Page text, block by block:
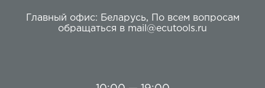
Главный офис: Беларусь,
По всем вопросам
обращаться в mail@ecutools.ru